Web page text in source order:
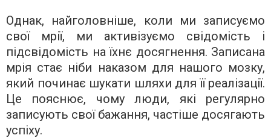
Однак, найголовніше, коли ми записуємо
свої мрії, ми активізуємо свідомість і
підсвідомість на їхнє досягнення. Записана
мрія стає ніби наказом для нашого мозку,
який починає шукати шляхи для її реалізації.
Це пояснює, чому люди, які регулярно
записують свої бажання, частіше досягають
успіху.